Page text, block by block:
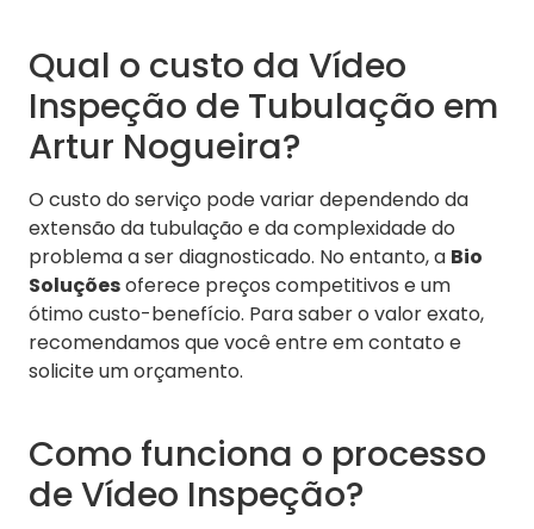
Qual o custo da Vídeo
Inspeção de Tubulação em
Artur Nogueira?
O custo do serviço pode variar dependendo da
extensão da tubulação e da complexidade do
problema a ser diagnosticado. No entanto, a Bio
Soluçõesoferece preços competitivos e um
ótimo custo-benefício. Para saber o valor exato,
recomendamos que você entre em contato e
solicite um orçamento.
Como funciona o processo
de Vídeo Inspeção?